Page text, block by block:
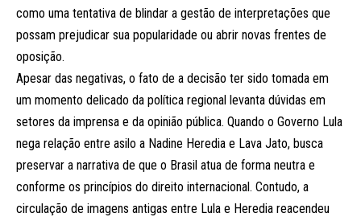
como uma tentativa de blindar a gestão de interpretações que
possam prejudicar sua popularidade ou abrir novas frentes de
oposição.
Apesar das negativas, o fato de a decisão ter sido tomada em
um momento delicado da política regional levanta dúvidas em
setores da imprensa e da opinião pública. Quando o Governo Lula
nega relação entre asilo a Nadine Heredia e Lava Jato, busca
preservar a narrativa de que o Brasil atua de forma neutra e
conforme os princípios do direito internacional. Contudo, a
circulação de imagens antigas entre Lula e Heredia reacendeu